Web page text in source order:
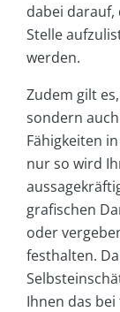
dabei
Stelle
werden.
Zudem gilt
sondern
Fähigkeiten
nur so wird
grafischen
oder
festhalten.
Ihnen das